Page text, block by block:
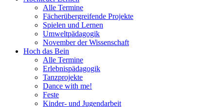
Alle Termine
Fächerübergreifende Projekte
Spielen und Lernen
Umweltpädagogik
November der Wissenschaft
Hoch das Bein
Alle Termine
Erlebnispädagogik
Tanzprojekte
Dance with me!
Feste
Kinder- und Jugendarbeit